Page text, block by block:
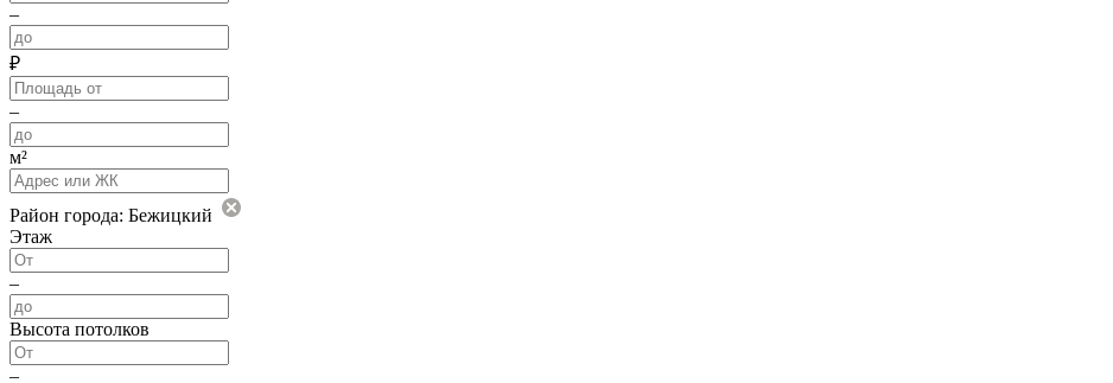
–
₽
–
м²
Район города: Бежицкий
Этаж
–
Высота потолков
–